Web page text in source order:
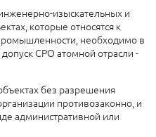
изыскательных и
которые относятся к
необходимо в
СРО атомной отрасли -
без разрешения
противозаконно, и
административной или